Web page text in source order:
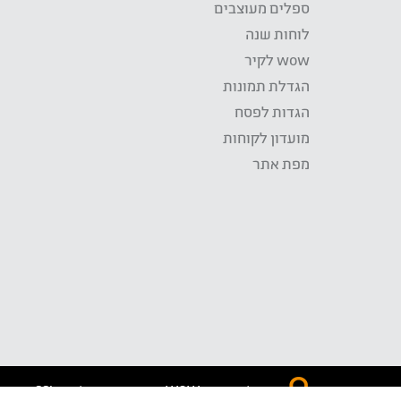
ספלים מעוצבים
לוחות שנה
wow לקיר
הגדלת תמונות
הגדות לפסח
מועדון לקוחות
מפת אתר
התשלום באתר WOW מאובטח בטכנולוגית SSL